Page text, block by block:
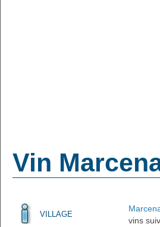
Vin
VILLAGE
vins